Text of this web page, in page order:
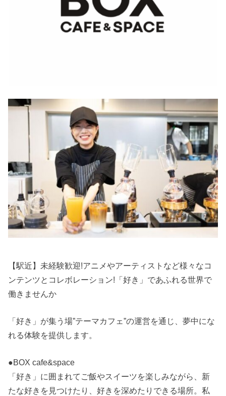
【駅近】未経験歓迎!アニメやアーティストなど様々なコ
ンテンツとコレボレーション!「好き」であふれる世界で
働きませんか
「好き」が集う場”テーマカフェ”の運営を通じ、夢中にな
れる体験を提供します。
●BOX cafe&space
「好き」に囲まれてご飯やスイーツを楽しみながら、新
たな好きを見つけたり、好きを深めたりできる場所。私